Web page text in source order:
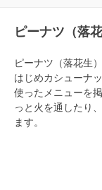
ピーナツ（落
ピーナツ（落花生
はじめカシューナ
使ったメニューを
っと火を通したり
ます。